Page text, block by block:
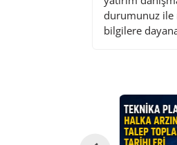
durumunuz ile
bilgilere